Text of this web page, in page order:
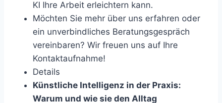
KI Ihre Arbeit erleichtern kann.
Möchten Sie mehr über uns erfahren oder
ein unverbindliches Beratungsgespräch
vereinbaren? Wir freuen uns auf Ihre
Kontaktaufnahme!
Details
Künstliche Intelligenz in der Praxis:
Warum und wie sie den Alltag